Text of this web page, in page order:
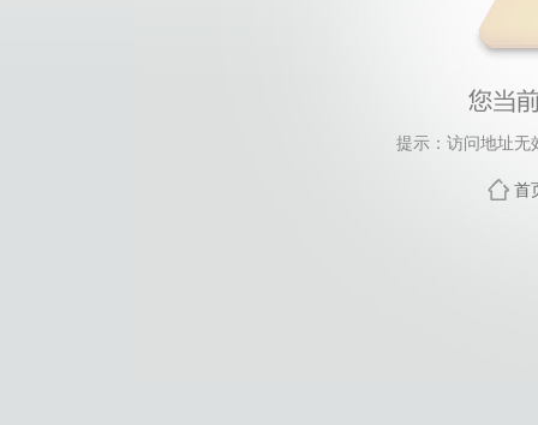
提示：访问地址无
首